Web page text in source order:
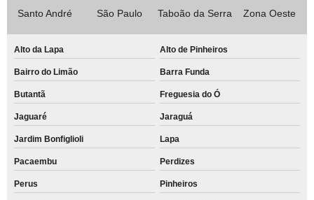
Santo André São Paulo Taboão da Serra Zona Oeste
Alto da Lapa Alto de Pinheiros
Bairro do Limão Barra Funda
Butantã Freguesia do Ó
Jaguaré Jaraguá
Jardim Bonfiglioli Lapa
Pacaembu Perdizes
Perus Pinheiros